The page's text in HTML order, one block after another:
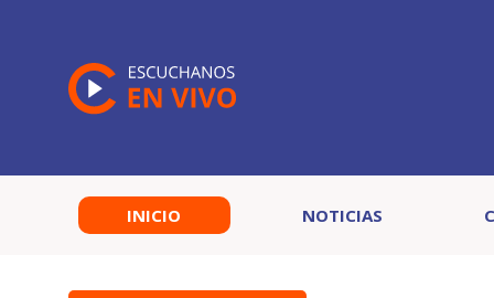
INICIO NOTICIAS